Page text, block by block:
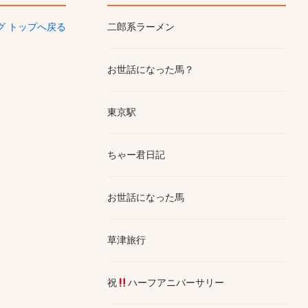
トップへ戻る 二郎系ラーメン
お世話になった馬？
東京駅
ちゃー君日記
お世話になった馬
草津旅行
祝 ハーフアニバーサリー